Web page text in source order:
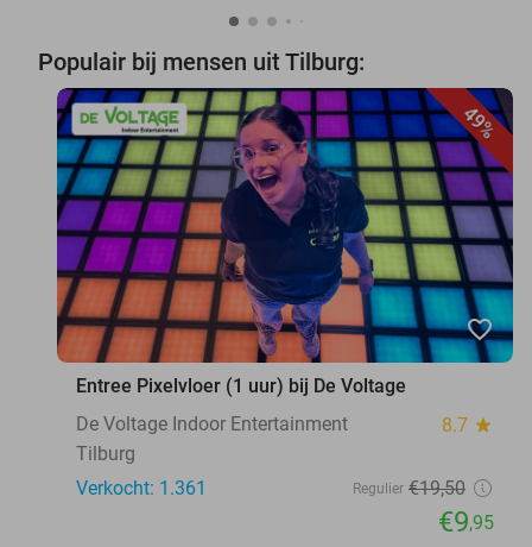
Populair bij mensen uit Tilburg:
49%
favorite_border
Entree Pixelvloer (1 uur) bij De Voltage
De Voltage Indoor Entertainment
8.7 star
Tilburg
Verkocht: 1.361
Regulier €19,50
€9,95